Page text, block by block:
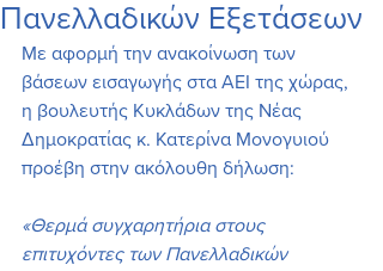
Πανελλαδικών Εξετάσεων
Με αφορμή την ανακοίνωση των
βάσεων εισαγωγής στα ΑΕΙ της χώρας,
η βουλευτής Κυκλάδων της Νέας
Δημοκρατίας κ. Κατερίνα Μονογυιού
προέβη στην ακόλουθη δήλωση:
«Θερμά συγχαρητήρια στους
επιτυχόντες των Πανελλαδικών